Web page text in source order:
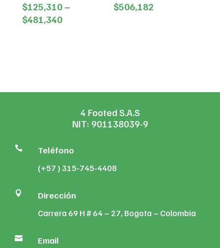
$125,310 –
$481,340Price
$506,182
4 Footed S.A.S
NIT: 901138039-9
 Teléfono
(+57 ) 315-745-4408
 Dirección
Carrera 69 H # 64 – 27, Bogota – Colombia
 Email